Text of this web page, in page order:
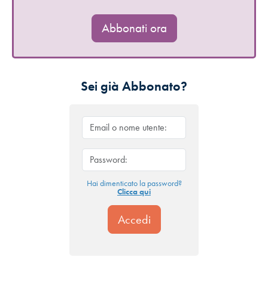
Abbonati ora
Sei già Abbonato?
Hai dimenticato la password?
Clicca qui